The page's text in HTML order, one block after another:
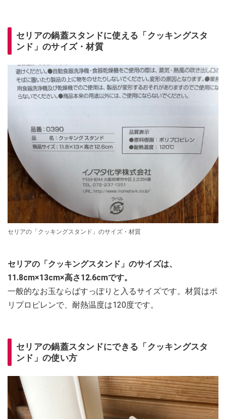
セリアの鍋蓋スタンドに使える「クッキングスタ
ンド」のサイズ・材質
セリアの「クッキングスタンド」のサイズ・材質
セリアの「クッキングスタンド」のサイズは、
11.8cm×13cm×高さ12.6cmです。
一般的なお玉ならばすっぽりと入るサイズです。材質はポ
リプロピレンで、耐熱温度は120度です。
セリアの鍋蓋スタンドにできる「クッキングスタ
ンド」の使い方